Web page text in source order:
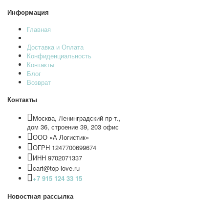
Информация
Главная
Доставка и Оплата
Конфиденциальность
Контакты
Блог
Возврат
Контакты
Москва, Ленинградский пр-т.,
дом 36, строение 39, 203 офис
ООО «А Логистик»
ОГРН 1247700699674
ИНН 9702071337
cart@top-love.ru
+7 915 124 33 15
Новостная рассылка